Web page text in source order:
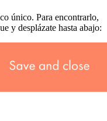
único. Para encontrarlo,
y desplázate hasta abajo: